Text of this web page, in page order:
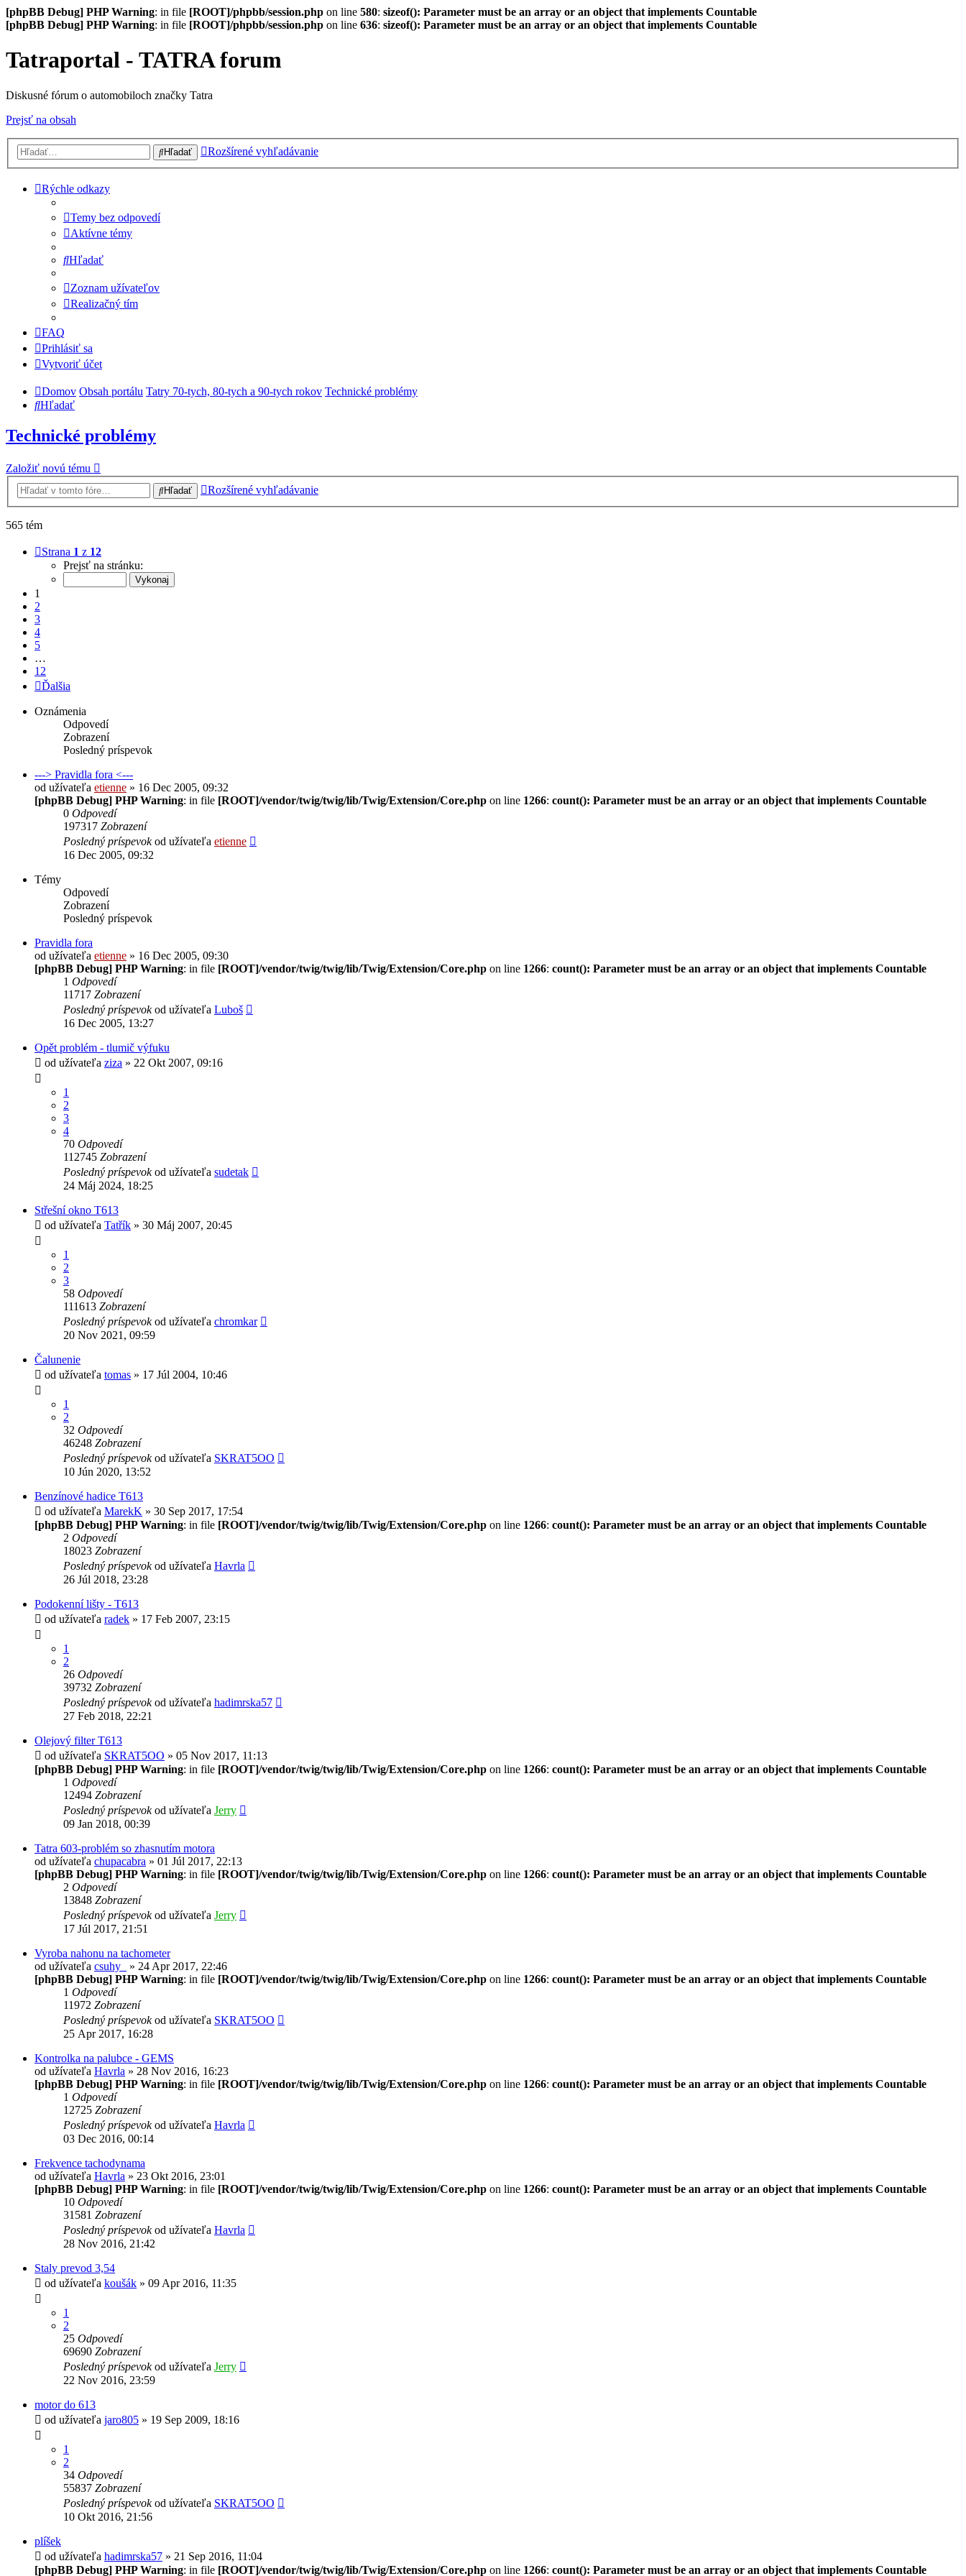
[phpBB Debug] PHP Warning: in file [ROOT]/phpbb/session.php on line 580: sizeof(): Parameter must be an array or an object that implements Countable
[phpBB Debug] PHP Warning: in file [ROOT]/phpbb/session.php on line 636: sizeof(): Parameter must be an array or an object that implements Countable
Tatraportal - TATRA forum
Diskusné fórum o automobiloch značky Tatra
Prejsť na obsah
Hľadať Rozšírené vyhľadávanie
Rýchle odkazy
Temy bez odpovedí
Aktívne témy
Hľadať
Zoznam užívateľov
Realizačný tím
FAQ
Prihlásiť sa
Vytvoriť účet
Domov Obsah portálu Tatry 70-tych, 80-tych a 90-tych rokov Technické problémy
Hľadať
Technické problémy
Založiť novú tému
Hľadať Rozšírené vyhľadávanie
565 tém
Strana 1 z 12
Prejsť na stránku:
1
2
3
4
5
…
12
Ďalšia
Oznámenia
Odpovedí
Zobrazení
Posledný príspevok
---> Pravidla fora <---
od užívateľa etienne » 16 Dec 2005, 09:32
[phpBB Debug] PHP Warning: in file [ROOT]/vendor/twig/twig/lib/Twig/Extension/Core.php on line 1266: count(): Parameter must be an array or an object that implements Countable
0 Odpovedí
197317 Zobrazení
Posledný príspevokod užívateľa etienne
16 Dec 2005, 09:32
Témy
Odpovedí
Zobrazení
Posledný príspevok
Pravidla fora
od užívateľa etienne » 16 Dec 2005, 09:30
[phpBB Debug] PHP Warning: in file [ROOT]/vendor/twig/twig/lib/Twig/Extension/Core.php on line 1266: count(): Parameter must be an array or an object that implements Countable
1 Odpovedí
11717 Zobrazení
Posledný príspevokod užívateľa Luboš
16 Dec 2005, 13:27
Opět problém - tlumič výfuku
od užívateľa ziza » 22 Okt 2007, 09:16
1
2
3
4
70 Odpovedí
112745 Zobrazení
Posledný príspevokod užívateľa sudetak
24 Máj 2024, 18:25
Střešní okno T613
od užívateľa Tatřík » 30 Máj 2007, 20:45
1
2
3
58 Odpovedí
111613 Zobrazení
Posledný príspevokod užívateľa chromkar
20 Nov 2021, 09:59
Čalunenie
od užívateľa tomas » 17 Júl 2004, 10:46
1
2
32 Odpovedí
46248 Zobrazení
Posledný príspevokod užívateľa SKRAT5OO
10 Jún 2020, 13:52
Benzínové hadice T613
od užívateľa MarekK » 30 Sep 2017, 17:54
[phpBB Debug] PHP Warning: in file [ROOT]/vendor/twig/twig/lib/Twig/Extension/Core.php on line 1266: count(): Parameter must be an array or an object that implements Countable
2 Odpovedí
18023 Zobrazení
Posledný príspevokod užívateľa Havrla
26 Júl 2018, 23:28
Podokenní lišty - T613
od užívateľa radek » 17 Feb 2007, 23:15
1
2
26 Odpovedí
39732 Zobrazení
Posledný príspevokod užívateľa hadimrska57
27 Feb 2018, 22:21
Olejový filter T613
od užívateľa SKRAT5OO » 05 Nov 2017, 11:13
[phpBB Debug] PHP Warning: in file [ROOT]/vendor/twig/twig/lib/Twig/Extension/Core.php on line 1266: count(): Parameter must be an array or an object that implements Countable
1 Odpovedí
12494 Zobrazení
Posledný príspevokod užívateľa Jerry
09 Jan 2018, 00:39
Tatra 603-problém so zhasnutím motora
od užívateľa chupacabra » 01 Júl 2017, 22:13
[phpBB Debug] PHP Warning: in file [ROOT]/vendor/twig/twig/lib/Twig/Extension/Core.php on line 1266: count(): Parameter must be an array or an object that implements Countable
2 Odpovedí
13848 Zobrazení
Posledný príspevokod užívateľa Jerry
17 Júl 2017, 21:51
Vyroba nahonu na tachometer
od užívateľa csuhy_
» 24 Apr 2017, 22:46
[phpBB Debug] PHP Warning: in file [ROOT]/vendor/twig/twig/lib/Twig/Extension/Core.php on line 1266: count(): Parameter must be an array or an object that implements Countable
1 Odpovedí
11972 Zobrazení
Posledný príspevokod užívateľa SKRAT5OO
25 Apr 2017, 16:28
Kontrolka na palubce - GEMS
od užívateľa Havrla » 28 Nov 2016, 16:23
[phpBB Debug] PHP Warning: in file [ROOT]/vendor/twig/twig/lib/Twig/Extension/Core.php on line 1266: count(): Parameter must be an array or an object that implements Countable
1 Odpovedí
12725 Zobrazení
Posledný príspevokod užívateľa Havrla
03 Dec 2016, 00:14
Frekvence tachodynama
od užívateľa Havrla » 23 Okt 2016, 23:01
[phpBB Debug] PHP Warning: in file [ROOT]/vendor/twig/twig/lib/Twig/Extension/Core.php on line 1266: count(): Parameter must be an array or an object that implements Countable
10 Odpovedí
31581 Zobrazení
Posledný príspevokod užívateľa Havrla
28 Nov 2016, 21:42
Staly prevod 3,54
od užívateľa koušák » 09 Apr 2016, 11:35
1
2
25 Odpovedí
69690 Zobrazení
Posledný príspevokod užívateľa Jerry
22 Nov 2016, 23:59
motor do 613
od užívateľa jaro805 » 19 Sep 2009, 18:16
1
2
34 Odpovedí
55837 Zobrazení
Posledný príspevokod užívateľa SKRAT5OO
10 Okt 2016, 21:56
plíšek
od užívateľa hadimrska57 » 21 Sep 2016, 11:04
[phpBB Debug] PHP Warning: in file [ROOT]/vendor/twig/twig/lib/Twig/Extension/Core.php on line 1266: count(): Parameter must be an array or an object that implements Countable